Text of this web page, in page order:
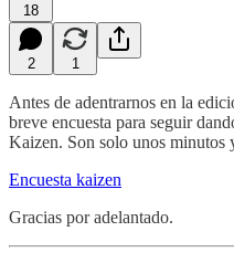
18
2 1
Antes de adentrarnos en la
breve encuesta para seguir
Kaizen. Son solo unos minutos
Encuesta kaizen
Gracias por adelantado.